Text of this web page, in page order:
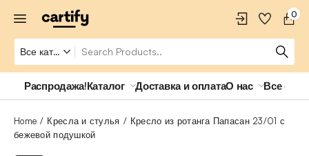
0
Распродажа!Каталог Доставка и оплатаО нас Все о
Home Кресла и стулья
Кресло из ротанга Папасан 23/01 с
бежевой подушкой